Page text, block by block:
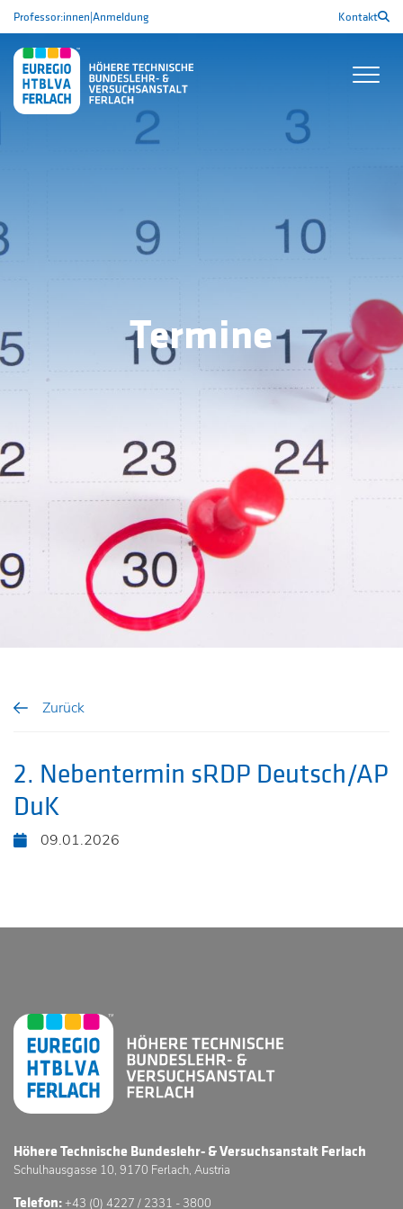
Professor:innen|Anmeldung Kontakt
Termine
Zurück
2. Nebentermin sRDP Deutsch/AP
DuK
09.01.2026
Höhere Technische Bundeslehr- & Versuchsanstalt Ferlach
Schulhausgasse 10, 9170 Ferlach, Austria
Telefon:+43 (0) 4227 / 2331 - 3800